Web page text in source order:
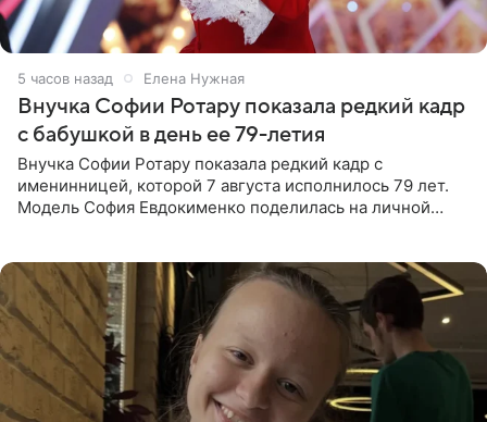
5 часов назад Елена Нужная
Внучка Софии Ротару показала редкий кадр
с бабушкой в день ее 79-летия
Внучка Софии Ротару показала редкий кадр с
именинницей, которой 7 августа исполнилось 79 лет.
Модель София Евдокименко поделилась на личной